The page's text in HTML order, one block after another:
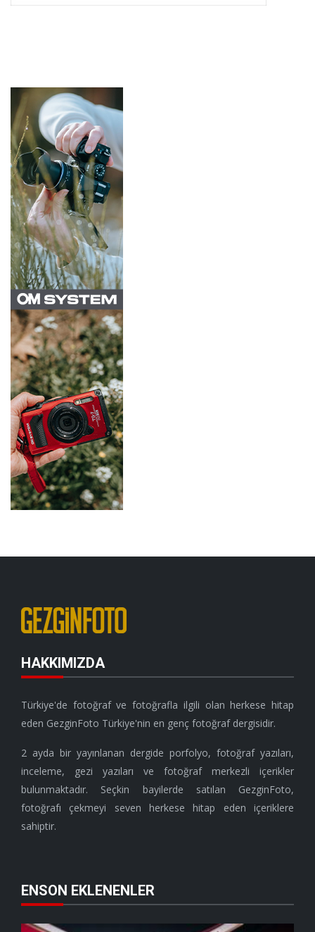
HAKKIMIZDA
Türkiye'de fotoğraf ve fotoğrafla ilgili olan herkese hitap
eden GezginFoto Türkiye'nin en genç fotoğraf dergisidir.
2 ayda bir yayınlanan dergide porfolyo, fotoğraf yazıları,
inceleme, gezi yazıları ve fotoğraf merkezli içerikler
bulunmaktadır. Seçkin bayilerde satılan GezginFoto,
fotoğrafı çekmeyi seven herkese hitap eden içeriklere
sahiptir.
ENSON EKLENENLER